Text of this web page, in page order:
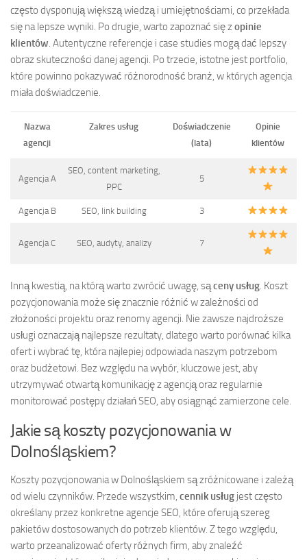
często dysponują większą wiedzą i umiejętnościami, co przekłada
się na lepsze wyniki. Po drugie, warto zapoznać się zopinie
klientów. Autentyczne referencje i case studies mogą dać lepszy
obraz skuteczności danej agencji. Po trzecie, istotne jest portfolio,
które powinno pokazywać różnorodność branż, w których agencja
miała doświadczenie.
Nazwa
agencji
Zakres usług
Doświadczenie
(lata)
Opinie
klientów
Agencja A
SEO, content marketing,
PPC
5
Agencja B SEO, link building 3
Agencja C SEO, audyty, analizy 7
Inną kwestią, na którą warto zwrócić uwagę, sąceny usług . Koszt
pozycjonowania może się znacznie różnić w zależności od
złożoności projektu oraz renomy agencji. Nie zawsze najdroższe
usługi oznaczają najlepsze rezultaty, dlatego warto porównać kilka
ofert i wybrać tę, która najlepiej odpowiada naszym potrzebom
oraz budżetowi. Bez względu na wybór, kluczowe jest, aby
utrzymywać otwartą komunikację z agencją oraz regularnie
monitorować postępy działań SEO, aby osiągnąć zamierzone cele.
Jakie są koszty pozycjonowania w
Dolnośląskiem?
Koszty pozycjonowania w Dolnośląskiem są zróżnicowane i zależą
od wielu czynników. Przede wszystkim, cennik usług jest często
określany przez konkretne agencje SEO, które oferują szereg
pakietów dostosowanych do potrzeb klientów. Z tego względu,
warto przeanalizować oferty różnych firm, aby znaleźć